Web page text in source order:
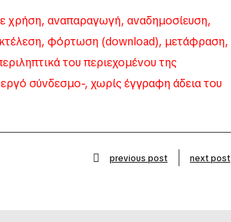
αναπαραγωγή, αναδημοσίευση,
φόρτωση (download), μετάφραση,
του περιεχομένου της
σύνδεσμο-, χωρίς έγγραφη άδεια του
previous post next post